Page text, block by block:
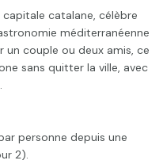
capitale catalane, célèbre
méditerranéenne
un couple ou deux amis, ce
sans quitter la ville, avec
personne depuis une
2).